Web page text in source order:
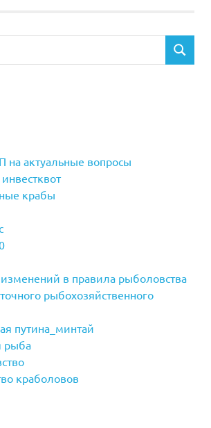
на актуальные вопросы
крабы
в правила рыболовства
рыбохозяйственного
путина_минтай
рыба
краболовов